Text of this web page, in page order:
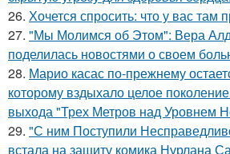
26. Хочется спросить: что у вас там
27. "Мы Молимся об Этом": Вера
поделилась новостями о своем
28. Марио касас по-прежнему
которому вздыхало целое
выхода "Трех Метров над Уровнем
29. "С ним Поступили
встала на защиту комика Нурлана